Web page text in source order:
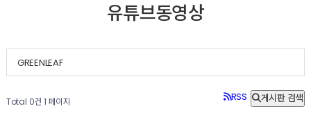
유튜브동영상
GREENLEAF
Total 0건 1 페이지 RSS 게시판 검색